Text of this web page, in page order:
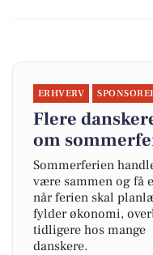
ERHVERV
Flere
om
Sommerferien
være sammen og få
når ferien skal
fylder økonomi,
tidligere hos mange
danskere.